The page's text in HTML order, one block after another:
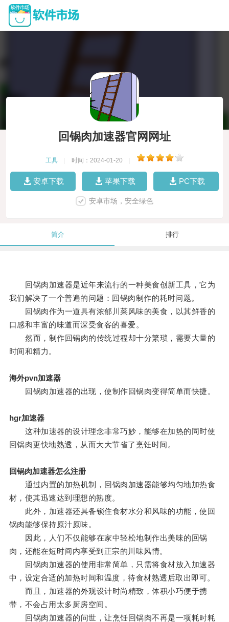
回锅肉加速器官网网址
工具 时间：2024-01-20
安卓下载 苹果下载 PC下载
安卓市场，安全绿色
简介 排行
回锅肉加速器是近年来流行的一种美食创新工具，它为
我们解决了一个普遍的问题：回锅肉制作的耗时问题。
回锅肉作为一道具有浓郁川菜风味的美食，以其鲜香的
口感和丰富的味道而深受食客的喜爱。
然而，制作回锅肉的传统过程却十分繁琐，需要大量的
时间和精力。
海外pvn加速器
回锅肉加速器的出现，使制作回锅肉变得简单而快捷。
hgr加速器
这种加速器的设计理念非常巧妙，能够在加热的同时使
回锅肉更快地熟透，从而大大节省了烹饪时间。
回锅肉加速器怎么注册
通过内置的加热机制，回锅肉加速器能够均匀地加热食
材，使其迅速达到理想的熟度。
此外，加速器还具备锁住食材水分和风味的功能，使回
锅肉能够保持原汁原味。
因此，人们不仅能够在家中轻松地制作出美味的回锅
肉，还能在短时间内享受到正宗的川味风情。
回锅肉加速器的使用非常简单，只需将食材放入加速器
中，设定合适的加热时间和温度，待食材熟透后取出即可。
而且，加速器的外观设计时尚精致，体积小巧便于携
带，不会占用太多厨房空间。
回锅肉加速器的问世，让烹饪回锅肉不再是一项耗时耗